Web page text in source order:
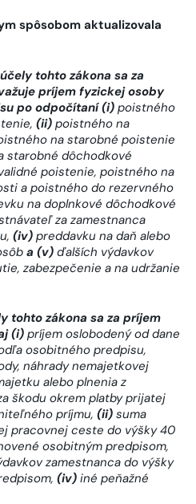
spôsobom aktualizovala
tohto zákona sa za
príjem fyzickej osoby
po odpočítaní (i)poistného
(ii) poistného na
na starobné poistenie
starobné dôchodkové
poistenie, poistného na
a poistného do rezervného
na doplnkové dôchodkové
za zamestnanca
(iv) preddavku na daň alebo
a (v) ďalších výdavkov
zabezpečenie a na udržanie
tohto zákona sa za príjem
(i) príjem oslobodený od dane
osobitného predpisu,
náhrady nemajetkovej
alebo plnenia z
škodu okrem platby prijatej
príjmu, (ii) suma
pracovnej ceste do výšky 40
osobitným predpisom,
zamestnanca do výšky
(iv) iné peňažné